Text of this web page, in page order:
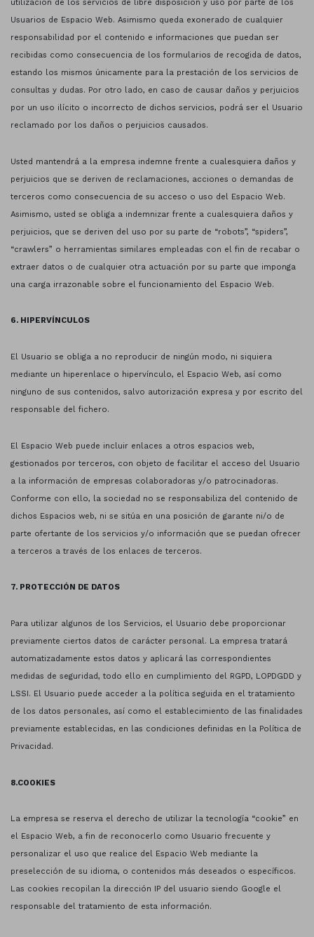
utilización de los servicios de libre disposición y uso por parte de los
Usuarios de Espacio Web. Asimismo queda exonerado de cualquier
responsabilidad por el contenido e informaciones que puedan ser
recibidas como consecuencia de los formularios de recogida de datos,
estando los mismos únicamente para la prestación de los servicios de
consultas y dudas. Por otro lado, en caso de causar daños y perjuicios
por un uso ilícito o incorrecto de dichos servicios, podrá ser el Usuario
reclamado por los daños o perjuicios causados.
Usted mantendrá a la empresa indemne frente a cualesquiera daños y
perjuicios que se deriven de reclamaciones, acciones o demandas de
terceros como consecuencia de su acceso o uso del Espacio Web.
Asimismo, usted se obliga a indemnizar frente a cualesquiera daños y
perjuicios, que se deriven del uso por su parte de “robots”, “spiders”,
“crawlers” o herramientas similares empleadas con el fin de recabar o
extraer datos o de cualquier otra actuación por su parte que imponga
una carga irrazonable sobre el funcionamiento del Espacio Web.
6. HIPERVÍNCULOS
El Usuario se obliga a no reproducir de ningún modo, ni siquiera
mediante un hiperenlace o hipervínculo, el Espacio Web, así como
ninguno de sus contenidos, salvo autorización expresa y por escrito del
responsable del fichero.
El Espacio Web puede incluir enlaces a otros espacios web,
gestionados por terceros, con objeto de facilitar el acceso del Usuario
a la información de empresas colaboradoras y/o patrocinadoras.
Conforme con ello, la sociedad no se responsabiliza del contenido de
dichos Espacios web, ni se sitúa en una posición de garante ni/o de
parte ofertante de los servicios y/o información que se puedan ofrecer
a terceros a través de los enlaces de terceros.
7. PROTECCIÓN DE DATOS
Para utilizar algunos de los Servicios, el Usuario debe proporcionar
previamente ciertos datos de carácter personal. La empresa tratará
automatizadamente estos datos y aplicará las correspondientes
medidas de seguridad, todo ello en cumplimiento del RGPD, LOPDGDD y
LSSI. El Usuario puede acceder a la política seguida en el tratamiento
de los datos personales, así como el establecimiento de las finalidades
previamente establecidas, en las condiciones definidas en la Política de
Privacidad.
8.COOKIES
La empresa se reserva el derecho de utilizar la tecnología “cookie” en
el Espacio Web, a fin de reconocerlo como Usuario frecuente y
personalizar el uso que realice del Espacio Web mediante la
preselección de su idioma, o contenidos más deseados o específicos.
Las cookies recopilan la dirección IP del usuario siendo Google el
responsable del tratamiento de esta información.